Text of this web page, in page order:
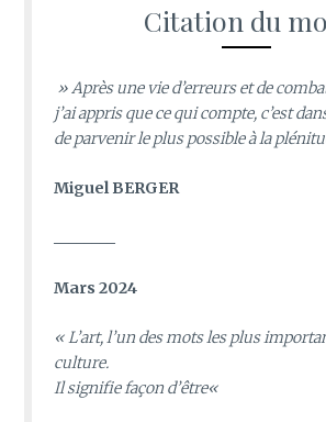
Citation du
» Après une vie d’erreurs et de
j’ai appris que ce qui compte, c’est
de parvenir le plus possible à la
Miguel BERGER
Mars 2024
«L’art, l’un des mots les plus
culture.
Il signifie façon d’être«